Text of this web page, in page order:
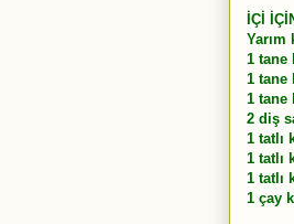
İÇİ
Yarım
1 tane
1 tane
1 tane
2 diş
1 tatlı
1 tatlı
1 tatlı
1 çay